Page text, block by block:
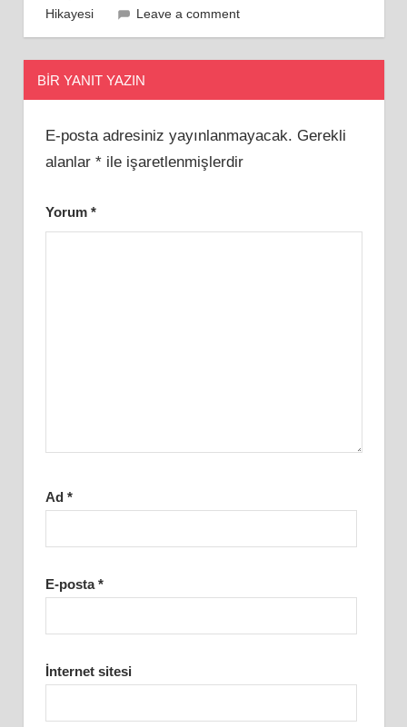
Hikayesi
Leave a comment
BIR YANIT YAZIN
E-posta adresiniz yayınlanmayacak. Gerekli
alanlar *ile işaretlenmişlerdir
Yorum *
Ad *
E-posta*
İnternet sitesi